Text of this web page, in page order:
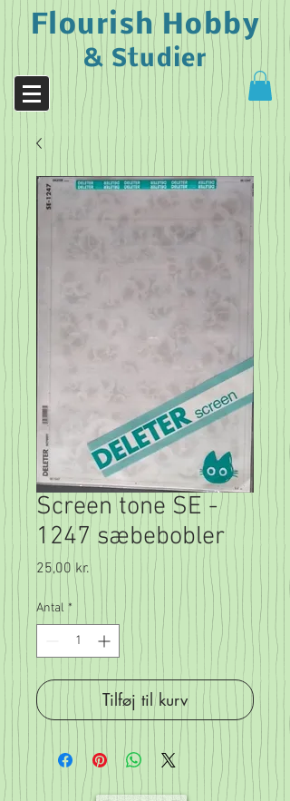
Flourish Hobby
& Studier
Screen tone SE -
1247 sæbebobler
25,00 kr.Pris
Antal *
Tilføj til kurv